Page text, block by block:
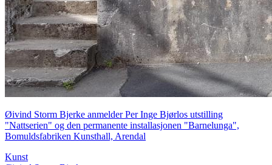
Øivind Storm Bjerke anmelder Per Inge Bjørlos utstilling
"Nattserien" og den permanente installasjonen "Barnelunga",
Bomuldsfabriken Kunsthall, Arendal
Kunst